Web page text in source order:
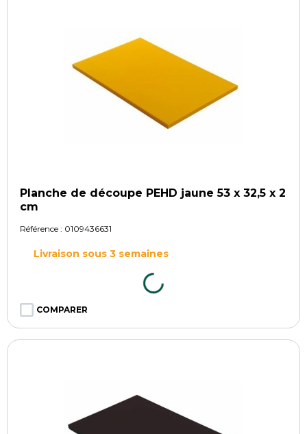
Planche de découpe PEHD jaune 53 x 32,5 x 2
cm
Référence : 0109436631
Livraison sous 3 semaines
COMPARER